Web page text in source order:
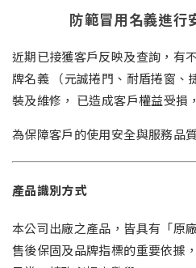
防範冒用名義進行
近期已接獲客戶反映及查詢，有
牌名義 （元誠捲門、耐盾捲窗、
裝及維修， 已造成客戶權益受損
為保障客戶的使用安全與服務品
產品識別方式
本公司出廠之產品，皆具有「原
售後保固及品牌指標的重要依據